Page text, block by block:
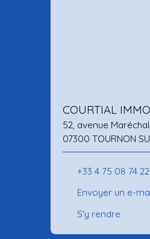
COURTIAL
52, avenue
07300 TOURNON
+33 4 75 08 74 22
Envoyer un e-
S'y rendre